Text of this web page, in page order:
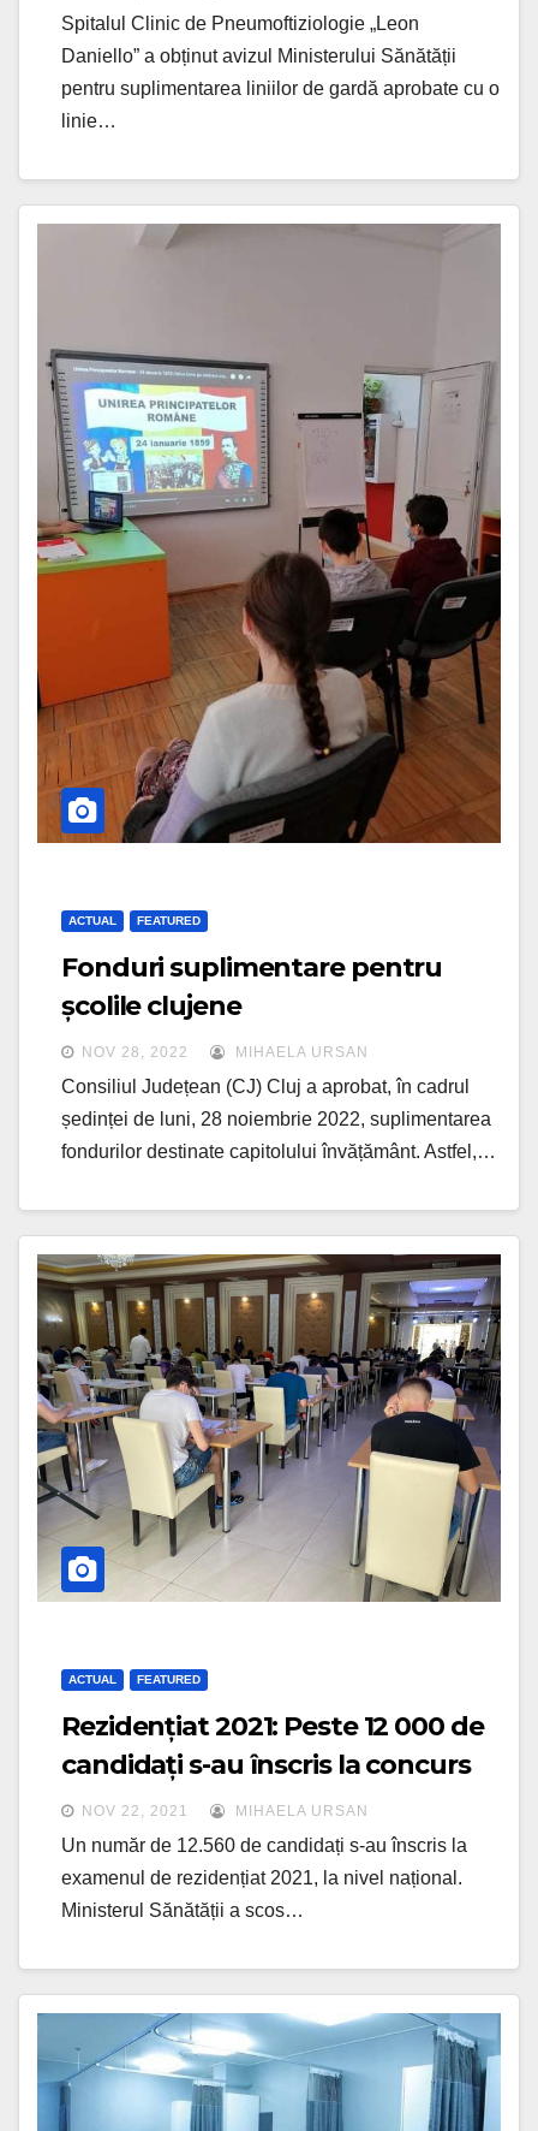
gardă continuă
Spitalul Clinic de Pneumoftiziologie „Leon
Daniello” a obținut avizul Ministerului Sănătății
pentru suplimentarea liniilor de gardă aprobate cu o
linie…
ACTUAL FEATURED
Fonduri suplimentare pentru
școlile clujene
NOV 28, 2022 MIHAELA URSAN
Consiliul Județean (CJ) Cluj a aprobat, în cadrul
ședinței de luni, 28 noiembrie 2022, suplimentarea
fondurilor destinate capitolului învățământ. Astfel,…
ACTUAL FEATURED
Rezidențiat 2021: Peste 12 000 de
candidați s-au înscris la concurs
NOV 22, 2021 MIHAELA URSAN
Un număr de 12.560 de candidați s-au înscris la
examenul de rezidențiat 2021, la nivel național.
Ministerul Sănătății a scos…